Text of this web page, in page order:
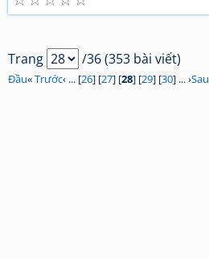
Trang /36 (353 bài viết)
Đầu«Trước‹ ... [26] [27] [28] [29] [30] ... ›Sau